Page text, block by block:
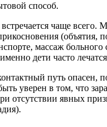
способ.
чаще всего.
(объятия,
массаж больного
дети часто
путь опасен,
уверен в том, что
отсутствии явных